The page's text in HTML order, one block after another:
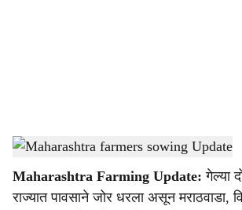
a
Kharif crop cultivation -Agrowon
Maharashtra Farming Update: गेल्या
राज्यात पावसाने जोर धरला असून मराठवाडा,